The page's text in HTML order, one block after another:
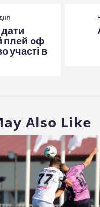
дати
плей-оф
участі в
Also Like